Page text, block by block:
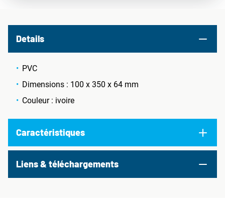
Details
PVC
Dimensions : 100 x 350 x 64 mm
Couleur : ivoire
Caractéristiques
Liens & téléchargements